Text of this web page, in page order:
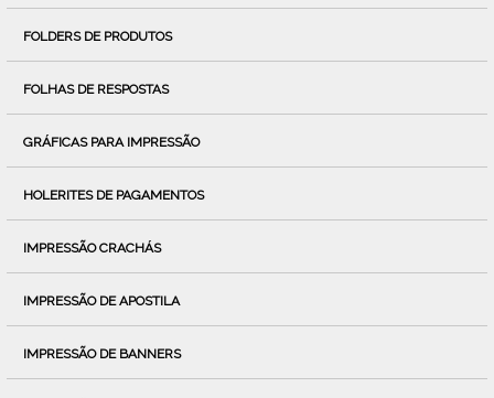
FOLDERS DE PRODUTOS
FOLHAS DE RESPOSTAS
GRÁFICAS PARA IMPRESSÃO
HOLERITES DE PAGAMENTOS
IMPRESSÃO CRACHÁS
IMPRESSÃO DE APOSTILA
IMPRESSÃO DE BANNERS